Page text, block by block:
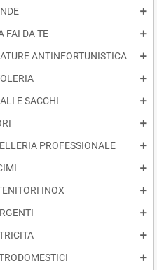
FAI DA TE
ANTINFORTUNISTICA
E SACCHI
PROFESSIONALE
INOX